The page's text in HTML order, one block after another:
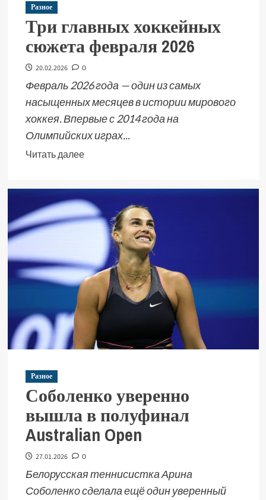
Разное
Три главных хоккейных
сюжета февраля 2026
20.02.2026 0
Февраль 2026 года — один из самых
насыщенных месяцев в истории мирового
хоккея. Впервые с 2014 года на
Олимпийских играх...
Читать далее
Разное
Соболенко уверенно
вышла в полуфинал
Australian Open
27.01.2026 0
Белорусская теннисистка Арина
Соболенко сделала ещё один уверенный